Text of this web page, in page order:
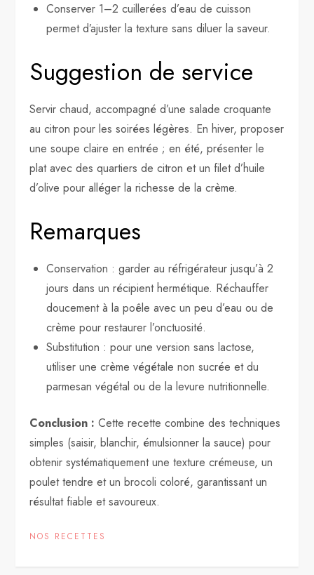
Conserver 1–2 cuillerées d’eau de cuisson
permet d’ajuster la texture sans diluer la saveur.
Suggestion de service
Servir chaud, accompagné d’une salade croquante
au citron pour les soirées légères. En hiver, proposer
une soupe claire en entrée ; en été, présenter le
plat avec des quartiers de citron et un filet d’huile
d’olive pour alléger la richesse de la crème.
Remarques
Conservation : garder au réfrigérateur jusqu’à 2
jours dans un récipient hermétique. Réchauffer
doucement à la poêle avec un peu d’eau ou de
crème pour restaurer l’onctuosité.
Substitution : pour une version sans lactose,
utiliser une crème végétale non sucrée et du
parmesan végétal ou de la levure nutritionnelle.
Conclusion : Cette recette combine des techniques
simples (saisir, blanchir, émulsionner la sauce) pour
obtenir systématiquement une texture crémeuse, un
poulet tendre et un brocoli coloré, garantissant un
résultat fiable et savoureux.
NOS RECETTES